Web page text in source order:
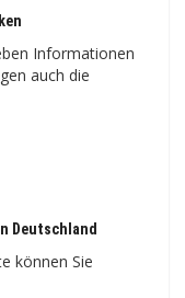
Informationen
auch die
Deutschland
können Sie